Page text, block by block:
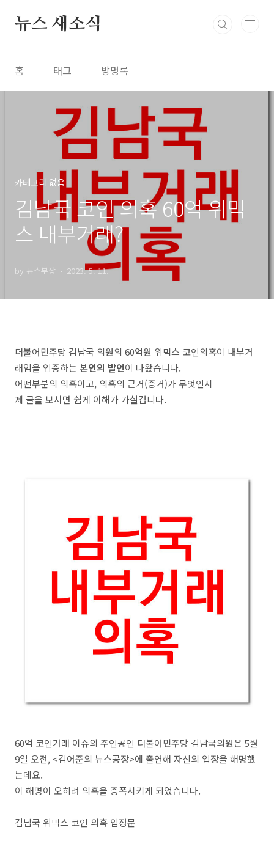
뉴스 새소식
홈 태그 방명록
카테고리 없음
김남국 코인 의혹 60억 위믹
스 내부거래?
by 뉴스부장 2023. 5. 11.
더불어민주당 김남국 의원의 60억원 위믹스 코인의혹이 내부거
래임을 입증하는 본인의 발언이 나왔습니다.
어떤부분의 의혹이고, 의혹의 근거(증거)가 무엇인지
제 글을 보시면 쉽게 이해가 가실겁니다.
60억 코인거래 이슈의 주인공인 더불어민주당 김남국의원은 5월
9일 오전, <김어준의 뉴스공장>에 출연해 자신의 입장을 해명했
는데요.
이 해명이 오히려 의혹을 증폭시키게 되었습니다.
김남국 위믹스 코인 의혹 입장문